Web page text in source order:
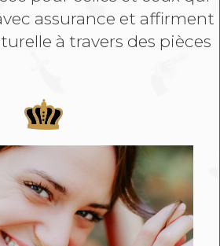
assurance et affirment
à travers des pièces